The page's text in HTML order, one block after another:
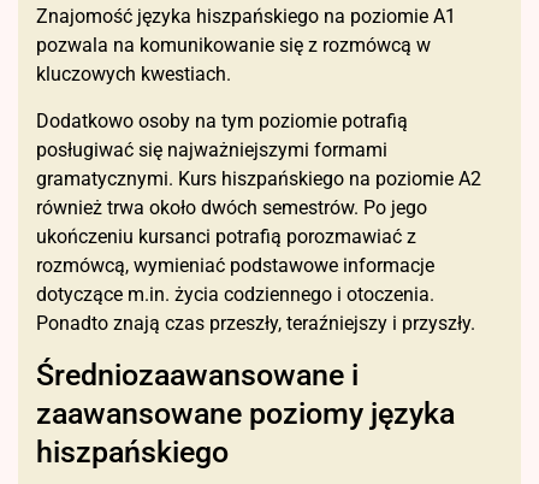
Znajomość języka hiszpańskiego na poziomie A1
pozwala na komunikowanie się z rozmówcą w
kluczowych kwestiach.
Dodatkowo osoby na tym poziomie potrafią
posługiwać się najważniejszymi formami
gramatycznymi. Kurs hiszpańskiego na poziomie A2
również trwa około dwóch semestrów. Po jego
ukończeniu kursanci potrafią porozmawiać z
rozmówcą, wymieniać podstawowe informacje
dotyczące m.in. życia codziennego i otoczenia.
Ponadto znają czas przeszły, teraźniejszy i przyszły.
Średniozaawansowane i
zaawansowane poziomy języka
hiszpańskiego